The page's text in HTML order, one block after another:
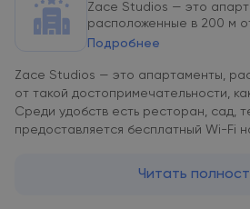
Zace Studios — это
расположенные в 200 м
достопримеча...
Подробнее
Zace Studios — это апартаменты,
от такой достопримечательности,
Среди удобств есть ресторан, сад,
предоставляется бесплатный Wi-Fi
единице размещения есть
Читать